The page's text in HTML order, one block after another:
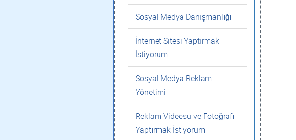
Sosyal Medya Danışmanlığı
İnternet Sitesi Yaptırmak
İstiyorum
Sosyal Medya Reklam
Yönetimi
Reklam Videosu ve Fotoğrafı
Yaptırmak İstiyorum